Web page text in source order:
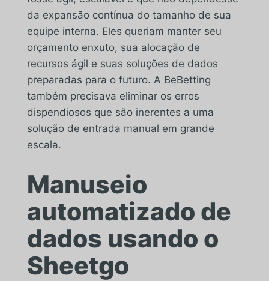
da expansão contínua do tamanho de sua
equipe interna. Eles queriam manter seu
orçamento enxuto, sua alocação de
recursos ágil e suas soluções de dados
preparadas para o futuro. A BeBetting
também precisava eliminar os erros
dispendiosos que são inerentes a uma
solução de entrada manual em grande
escala.
Manuseio
automatizado de
dados usando o
Sheetgo